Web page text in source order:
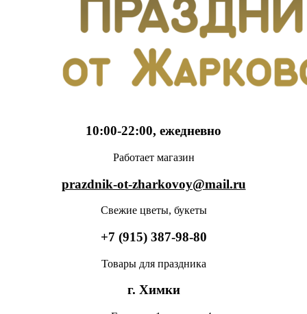
10:00-22:00, ежедневно
Работает магазин
prazdnik-ot-zharkovoy@mail.ru
Свежие цветы, букеты
+7 (915) 387-98-80
Товары для праздника
г. Химки